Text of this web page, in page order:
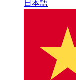
日本語